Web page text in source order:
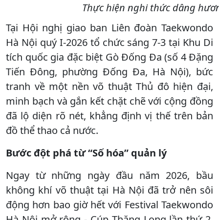
Thực hiện nghi thức dâng
Tại Hội nghị giao ban Liên đoàn Taekwondo
Hà Nội quý I-2026 tổ chức sáng 7-3 tại Khu Di
tích quốc gia đặc biệt Gò Đống Đa (số 4 Đặng
Tiến Đông, phường Đống Đa, Hà Nội), bức
tranh về một nền võ thuật Thủ đô hiện đại,
minh bạch và gắn kết chặt chẽ với cộng đồng
đã lộ diện rõ nét, khẳng định vị thế trên bản
đồ thể thao cả nước.
Bước đột phá từ “Số hóa” quản lý
Ngay từ những ngày đầu năm 2026, bầu
không khí võ thuật tại Hà Nội đã trở nên sôi
động hơn bao giờ hết với Festival Taekwondo